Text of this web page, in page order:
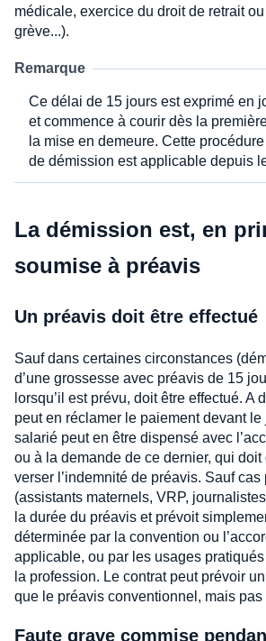
médicale, exercice du droit de retrait
grève...).
Remarque
Ce délai de 15 jours est exprimé en
et commence à courir dès la
la mise en demeure. Cette
de démission est applicable depuis
La démission est, en
soumise à préavis
Un préavis doit être effectué
Sauf dans certaines circonstances
d’une grossesse avec préavis de 15
lorsqu’il est prévu, doit être effectué. A
peut en réclamer le paiement devant le
salarié peut en être dispensé avec
ou à la demande de ce dernier, qui doit
verser l’indemnité de préavis. Sauf cas
(assistants maternels, VRP,
la durée du préavis et prévoit
déterminée par la convention ou
applicable, ou par les usages
la profession. Le contrat peut prévoir
que le préavis conventionnel, mais pas
Faute grave commise